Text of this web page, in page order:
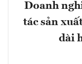
Doanh
tác sản
dài